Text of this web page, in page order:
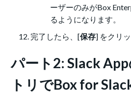
ーザーのみがBox
るようになります。
完了したら、[保存] をクリ
パート2: Slack
トリでBox for